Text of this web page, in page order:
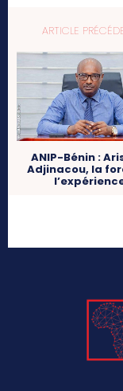
ARTICLE
ANIP-Bénin :
Adjinacou, la